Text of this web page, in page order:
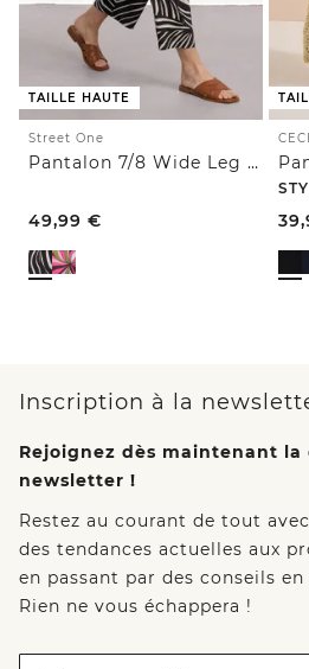
TAILLE HAUTE
Street One
Pantalon 7/8 Wide Leg en coupe loose
49,99 €
Inscription à la
Rejoignez dès maintenant
newsletter !
Restez au courant de tout
des tendances actuelles aux
en passant par des conseils
Rien ne vous échappera !